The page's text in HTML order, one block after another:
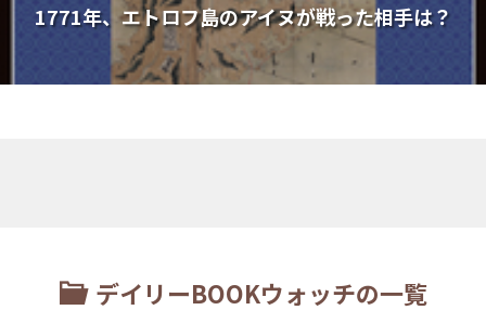
1771年、エトロフ島のアイヌが戦った相手は？
デイリーBOOKウォッチの一覧